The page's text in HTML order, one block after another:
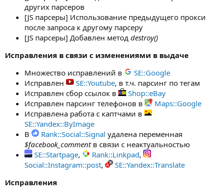
других парсеров
[JS парсеры] Использование предыдущего прокси
после запроса к другому парсеру
[JS парсеры] Добавлен метод destroy()
Исправления в связи с изменениями в выдаче
Множество исправлений в
SE::Google
Исправлен
SE::Youtube, в т.ч. парсинг по тегам
Исправлен сбор ссылок в
Shop::eBay
Исправлен парсинг телефонов в
Maps::Google
Исправлена работа с каптчами в
SE::Yandex::ByImage
В
Rank::Social::Signal удалена переменная
$facebook_commentв связи с неактуальностью
SE::Startpage, Rank::Linkpad,
Social::Instagram::post,
SE::Yandex::Translate
Исправления